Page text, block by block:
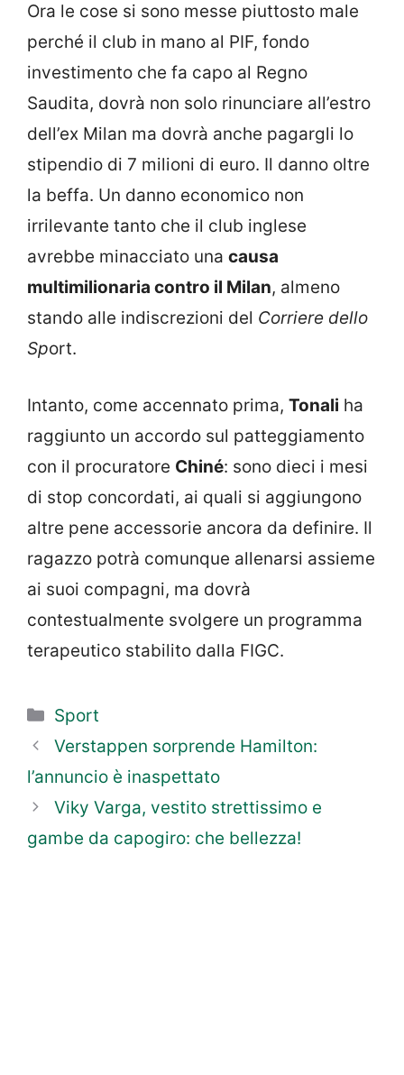
Ora le cose si sono messe piuttosto male
perché il club in mano al PIF, fondo
investimento che fa capo al Regno
Saudita, dovrà non solo rinunciare all’estro
dell’ex Milan ma dovrà anche pagargli lo
stipendio di 7 milioni di euro. Il danno oltre
la beffa. Un danno economico non
irrilevante tanto che il club inglese
avrebbe minacciato una causa
multimilionaria contro il Milan, almeno
stando alle indiscrezioni del Corriere dello
Sport.
Intanto, come accennato prima, Tonali ha
raggiunto un accordo sul patteggiamento
con il procuratore Chiné: sono dieci i mesi
di stop concordati, ai quali si aggiungono
altre pene accessorie ancora da definire. Il
ragazzo potrà comunque allenarsi assieme
ai suoi compagni, ma dovrà
contestualmente svolgere un programma
terapeutico stabilito dalla FIGC.
Categorie
Sport
Verstappen sorprende Hamilton:
l’annuncio è inaspettato
Viky Varga, vestito strettissimo e
gambe da capogiro: che bellezza!